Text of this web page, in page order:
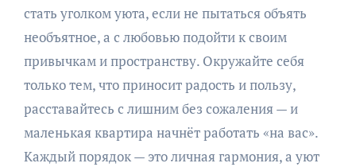
стать уголком уюта, если не пытаться объять
необъятное, а с любовью подойти к своим
привычкам и пространству. Окружайте себя
только тем, что приносит радость и пользу,
расставайтесь с лишним без сожаления — и
маленькая квартира начнёт работать «на вас».
Каждый порядок — это личная гармония, а уют